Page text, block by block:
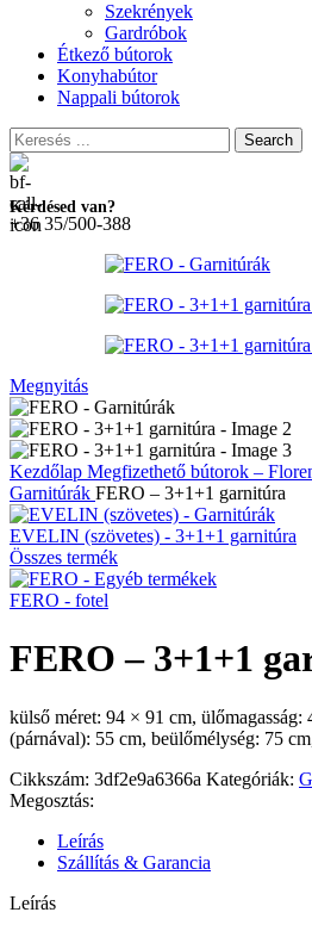
Szekrények
Gardróbok
Étkező bútorok
Konyhabútor
Nappali bútorok
Search
Kérdésed van?
+36 35/500-388
Megnyitás
Kezdőlap Megfizethető bútorok –
Garnitúrák FERO – 3+1+1 garnitúra
EVELIN (szövetes) - 3+1+1 garnitúra
Összes termék
FERO - fotel
FERO – 3+1+1
külső méret: 94 × 91 cm, ülőmagasság:
(párnával): 55 cm, beülőmélység: 75
Cikkszám: 3df2e9a6366a Kategóriák:
Megosztás:
Leírás
Szállítás & Garancia
Leírás